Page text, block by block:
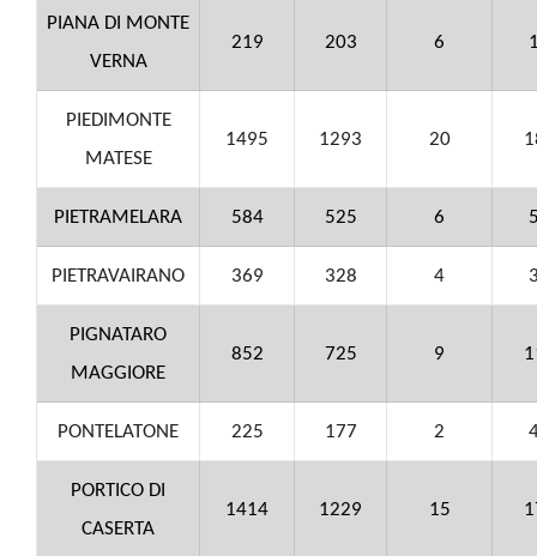
PIANA DI MONTE
VERNA
219 203 6
PIEDIMONTE
MATESE
1495 1293 20
PIETRAMELARA 584 525 6
PIETRAVAIRANO 369 328 4
PIGNATARO
MAGGIORE
852 725 9
PONTELATONE 225 177 2
PORTICO DI
CASERTA
1414 1229 15